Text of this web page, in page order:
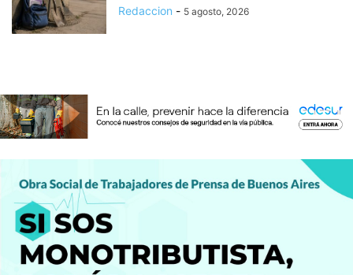
Redaccion - 5 agosto, 2026